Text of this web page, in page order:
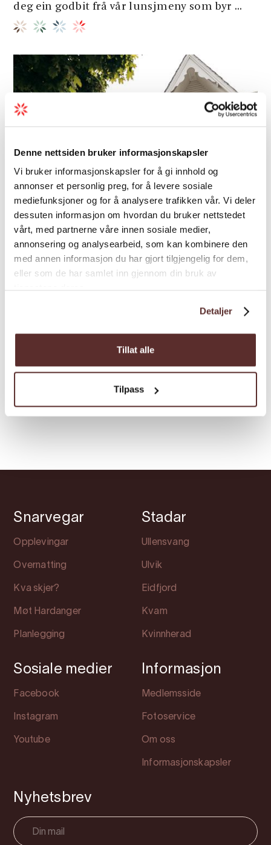
Denne nettsiden bruker informasjonskapsler
Vi bruker informasjonskapsler for å gi innhold og
annonser et personlig preg, for å levere sosiale
mediefunksjoner og for å analysere trafikken vår. Vi deler
dessuten informasjon om hvordan du bruker nettstedet
vårt, med partnerne våre innen sosiale medier,
annonsering og analysearbeid, som kan kombinere den
med annen informasjon du har gjort tilgjengelig for dem,
eller som de har samlet inn gjennom din bruk av
Detaljer
Tillat alle
Tilpass
deg ein godbit frå vår lunsjmeny som byr ...
Bar/pub | Vin | Øl
Vik Restaurant, Bakeri & Kafé
kombinerer det beste frå eit internasjonalt
kjøkken med tradisjonelle rettar frå
Hardanger. Her kan du nyta heimelaga mat
og bakst i ein varm atmosfære.
Snarvegar
Opplevingar
Overnatting
Kva skjer?
Møt Hardanger
Planlegging
Stadar
Ullensvang
Ulvik
Eidfjord
Kvam
Kvinnherad
Sosiale medier
Facebook
Instagram
Youtube
Informasjon
Medlemsside
Fotoservice
Om oss
Informasjonskapsler
Nyhetsbrev